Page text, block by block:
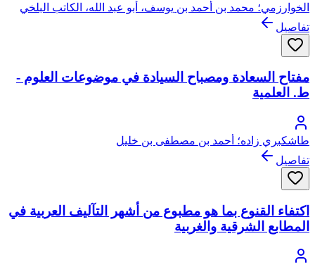
الخوارزمي؛ محمد بن أحمد بن يوسف، أبو عبد الله، الكاتب البلخي
الخوارزمي
تفاصيل
مفتاح السعادة ومصباح السيادة في موضوعات العلوم -
ط. العلمية
طاشكبري زاده؛ أحمد بن مصطفى بن خليل
تفاصيل
اكتفاء القنوع بما هو مطبوع من أشهر التآليف العربية في
المطابع الشرقية والغربية